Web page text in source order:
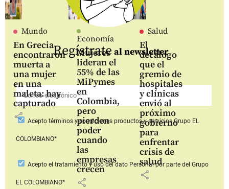
Mundo
En Grecia
encontraron
muerta a
una mujer
en una
maleta: hay
capturado
share
Economía
Mujeres
lideran el
55% de las
MiPymes
en
Colombia,
pero
pierden
poder
cuando
las
empresas
crecen
share
Salud
El
decálogo
que el
gremio de
hospitales
y clínicas
envió al
próximo
gobierno
para
enfrentar
crisis de
salud
share
Regístrate al newsletter
Aceptotérminos y condiciones productos y serviciosGrupo EL
COLOMBIANO*
Acepto el tratamiento y uso del dato Personalpor parte del Grupo
EL COLOMBIANO*